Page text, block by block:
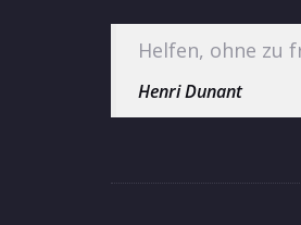
Helfen, ohne zu
Henri Dunant